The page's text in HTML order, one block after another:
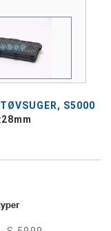
S5000